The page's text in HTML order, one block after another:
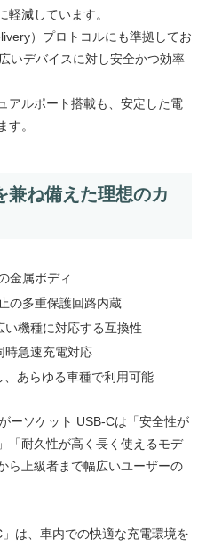
減しています。
）プロトコルにも準拠してお
いデバイスに対し安全かつ効率
アルポート搭載も、安定した電
す。
兼ね備えた理想のカ
金属ボディ
の多重保護回路内蔵
機種に対応する互換性
時急速充電対応
あらゆる車種で利用可能
ーソケット USB-Cは「安全性が
「耐久性が高く長く使えるモデ
ら上級者まで幅広いユーザーの
は、車内での快適な充電環境を